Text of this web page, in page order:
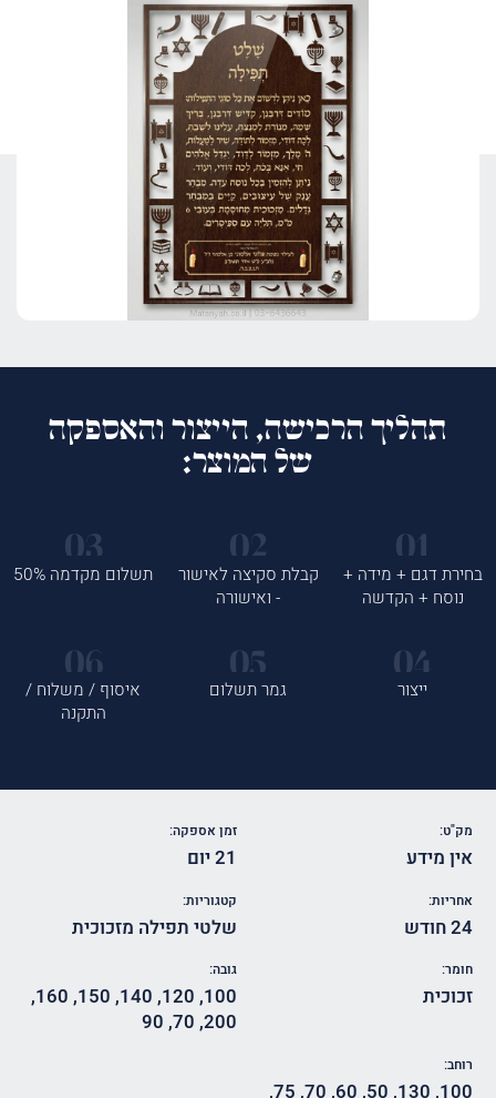
תהליך הרכישה, הייצור והאספקה
של המוצר:
בחירת דגם + מידה +
נוסח + הקדשה
קבלת סקיצה לאישור
- ואישורה
תשלום מקדמה 50%
ייצור גמר תשלום
איסוף / משלוח /
התקנה
מק"ט:
אין מידע
זמן אספקה:
21 יום
אחריות:
24 חודש
קטגוריות:
שלטי תפילה מזכוכית
חומר:
זכוכית
גובה:
100
,
120
,
140
,
150
,
160
,
200
,
70
,
90
רוחב:
100
,
130
,
50
,
60
,
70
,
75
,